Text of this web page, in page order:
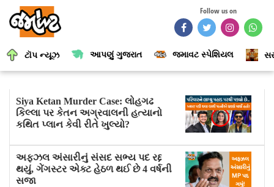
Follow us on
ટૉપ ન્યૂઝ આપણું ગુજરાત જમાવટ સ્પેશિયલ
Siya Ketan Murder Case: લોહગઢ
કિલ્લા પર કેતન અગ્રવાલની હત્યાનો
કથિત પ્લાન કેવી રીતે ખુલ્યો?
અફઝલ અંસારીનું સંસદ સભ્ય પદ રદ્દ
થયું, ગેંગસ્ટર એક્ટ હેઠળ થઈ છે 4 વર્ષની
સજા